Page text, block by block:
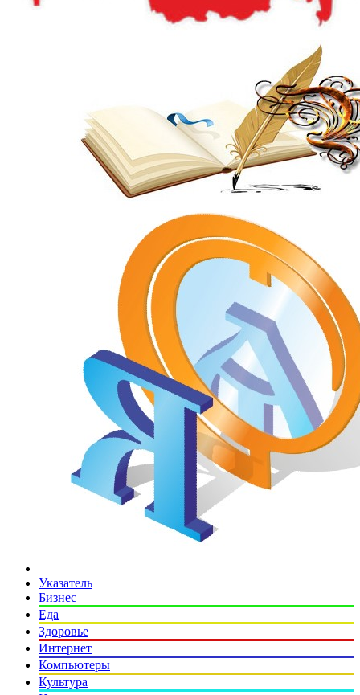
Указатель
Бизнес
Еда
Здоровье
Интернет
Компьютеры
Культура